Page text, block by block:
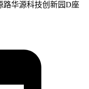
路华源科技创新园D座